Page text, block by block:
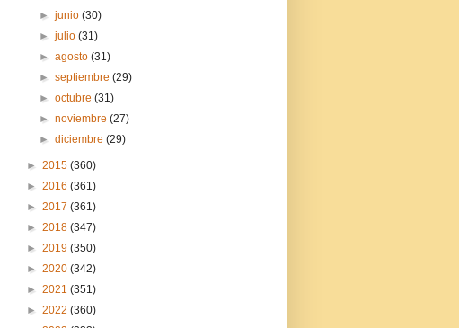
►junio(30)
►julio(31)
►agosto(31)
►septiembre(29)
►octubre(31)
►noviembre(27)
►diciembre(29)
► 2015 (360)
► 2016 (361)
► 2017 (361)
► 2018 (347)
► 2019 (350)
► 2020 (342)
► 2021 (351)
► 2022 (360)